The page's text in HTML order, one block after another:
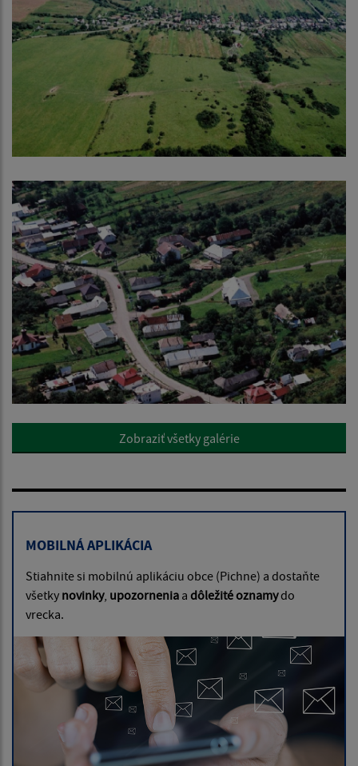
Zobraziť všetky galérie
MOBILNÁ APLIKÁCIA
Stiahnite si mobilnú aplikáciu obce (Pichne) a dostaňte
všetky novinky, upozornenia a dôležité oznamydo
vrecka.